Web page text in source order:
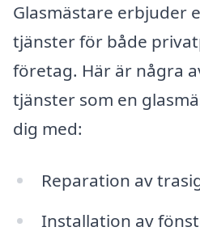
Glasmästare erbjuder
tjänster för både
företag. Här är några
tjänster som en
dig med:
Reparation av
Installation av